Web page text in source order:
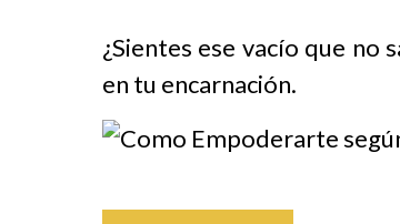
¿Sientes ese vacío que no
en tu encarnación.